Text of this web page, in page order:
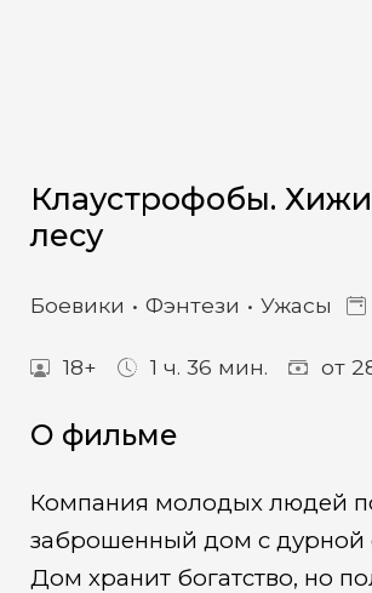
Клаустрофобы.
лесу
Боевики Фэнтези Ужасы
18+ 1 ч. 36 мин. от
О фильме
Компания молодых людей
заброшенный дом с дурной
Дом хранит богатство, но